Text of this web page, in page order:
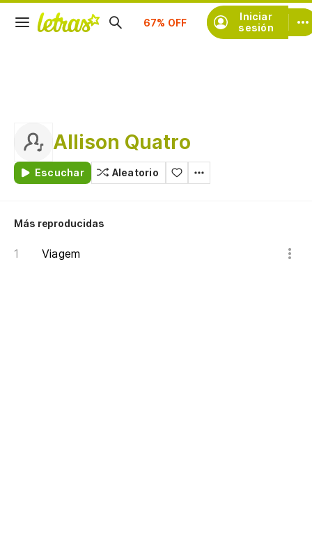
Iniciar
sesión
Suscríbete
Allison Quatro
Escuchar Aleatorio
Más reproducidas
Viagem